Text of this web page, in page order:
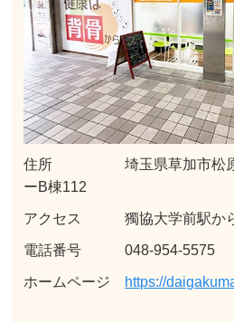
住所 埼玉県草加市松原1-
ーB棟112
アクセス 獨協大学前駅か
電話番号 048-954-5575
ホームページ https://